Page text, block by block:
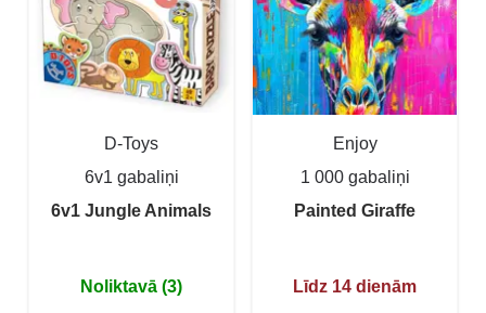
D-Toys
6v1 gabaliņi
6v1 Jungle Animals
Noliktavā (3)
Enjoy
1 000 gabaliņi
Painted Giraffe
Līdz 14 dienām